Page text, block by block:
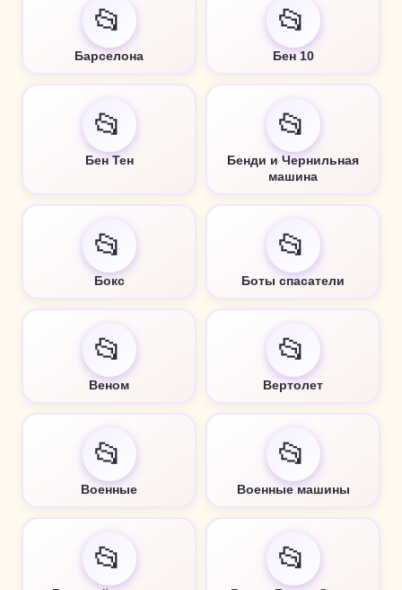
📂
Барселона
📂
Бен 10
📂
Бен Тен
📂
Бенди и Чернильная
машина
📂
Бокс
📂
Боты спасатели
📂
Веном
📂
Вертолет
📂
Военные
📂
Военные машины
📂 📂